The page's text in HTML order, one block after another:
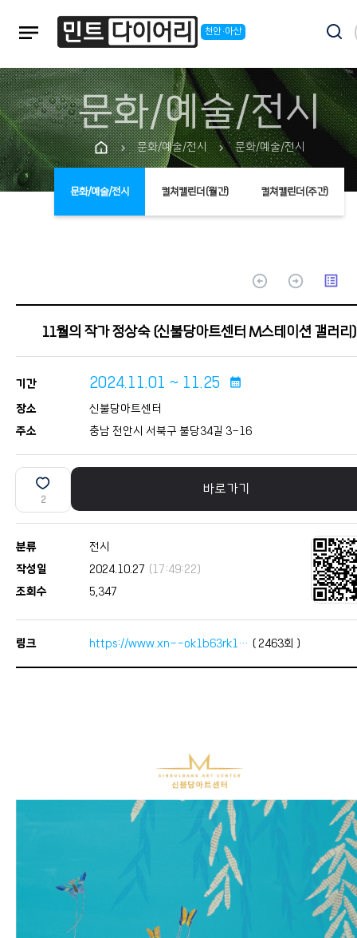
notes 천안·아산
문화/예술/전시
chevron_right 문화/예술/전시 chevron_right 문화/예술/전시
문화/예술/전시 컬쳐캘린더(월간) 컬쳐캘린더(주간)
arrow_circle_up arrow_circle_up list_alt
11월의 작가 정상숙 (신불당아트센터 M스테이션 갤러리)
기간 2024.11.01 ~ 11.25 calendar_month
장소
신불당아트센터
주소
충남 천안시 서북구 불당34길 3-16
2
바로가기
분류
전시
작성일
2024.10.27 (17:49:22)
조회수
5,347
링크 https://www.xn--ok1b63rk1… ( 2463회 )